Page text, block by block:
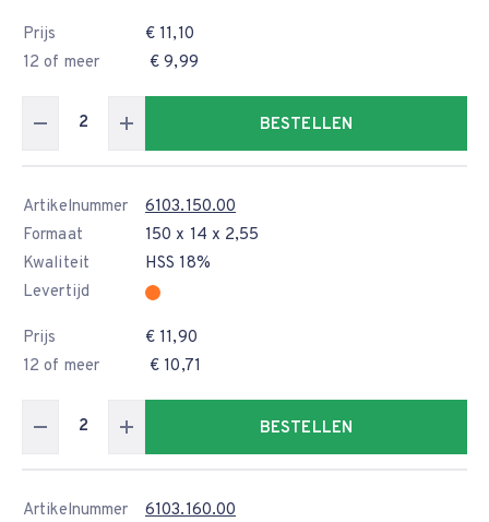
Prijs
€ 11,10
12 of meer
€ 9,99
BESTELLEN
Artikelnummer
6103.150.00
Formaat
150 x 14 x 2,55
Kwaliteit
HSS 18%
Levertijd
Prijs
€ 11,90
12 of meer
€ 10,71
BESTELLEN
Artikelnummer
6103.160.00